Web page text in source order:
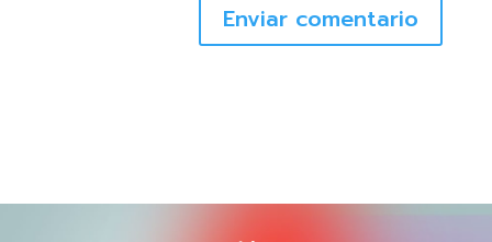
Enviar comentario